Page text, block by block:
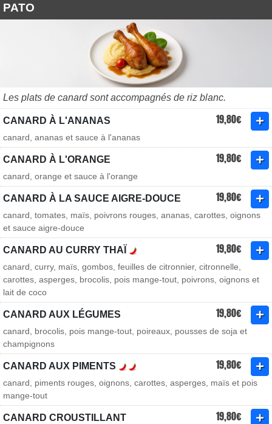
PATO
Les plats de canard sont accompagnés de riz blanc.
CANARD À L'ANANAS 19,80€
canard, ananas et sauce à l'ananas
CANARD À L'ORANGE 19,80€
canard, orange et sauce à l'orange
CANARD À LA SAUCE AIGRE-DOUCE 19,80€
canard, tomates, maïs, poivrons rouges, ananas, carottes, oignons
et sauce aigre-douce
CANARD AU CURRY THAÏ 19,80€
canard, curry, maïs, gombos, feuilles de citronnier, citronnelle,
carottes, asperges, brocolis, pois mange-tout, poivrons, oignons et
lait de coco
CANARD AUX LÉGUMES 19,80€
canard, brocolis, pois mange-tout, poireaux, pousses de soja et
champignons
CANARD AUX PIMENTS 19,80€
canard, piments rouges, oignons, carottes, asperges, maïs et pois
mange-tout
CANARD CROUSTILLANT 19,80€